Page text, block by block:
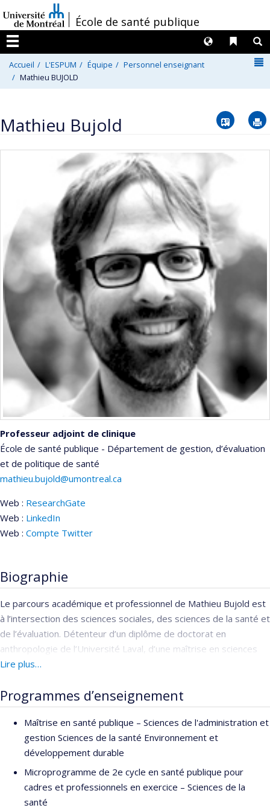
au
contenu
/École de santé publique
Menu
Liens
Langues
Accueil L'ESPUM Équipe
Personnel enseignant
Mathieu BUJOLD
Mathieu Bujold Vcard
Professeur adjoint de clinique
École de santé publique - Département de gestion, d’évaluation
et de politique de santé
mathieu.bujold@umontreal.ca
Web : ResearchGate
Web : LinkedIn
Web : Compte Twitter
Biographie
Le parcours académique et professionnel de Mathieu Bujold est
à l’intersection des sciences sociales, des sciences de la santé et
de l’évaluation. Détenteur d’un diplôme de doctorat en
anthropologie de l’Université Laval, d’une maîtrise en sciences
cognitives de l’Université Bordeaux II (Victor Segalen), d’une
en biochimie, Mathieu a été chercheur postdoctoral en soins de
première ligne entre 2015 et 2018 au Département de
médecine de famille de l’Université McGill. Outre le
développement méthodologique, ses intérêts de recherche
portent sur l’organisation de soins de santé communautaires,
l’itinéraire thérapeutique de personnes marginalisées,
l’anthropologie médicale et le mieux-être autochtone. Depuis
2007, il a offert ses services d’expert-conseil à plusieurs
Lire plus…
Programmes d’enseignement
Maîtrise en santé publique – Sciences de l'administration et
gestion Sciences de la santé Environnement et
développement durable
Microprogramme de 2e cycle en santé publique pour
cadres et professionnels en exercice – Sciences de la
santé